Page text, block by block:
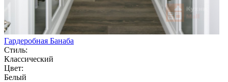
Гардеробная Банаба
Стиль:
Классический
Цвет:
Белый